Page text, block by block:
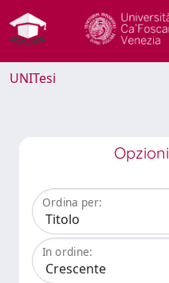
UNITesi
Opzioni
Ordina per:
In ordine: